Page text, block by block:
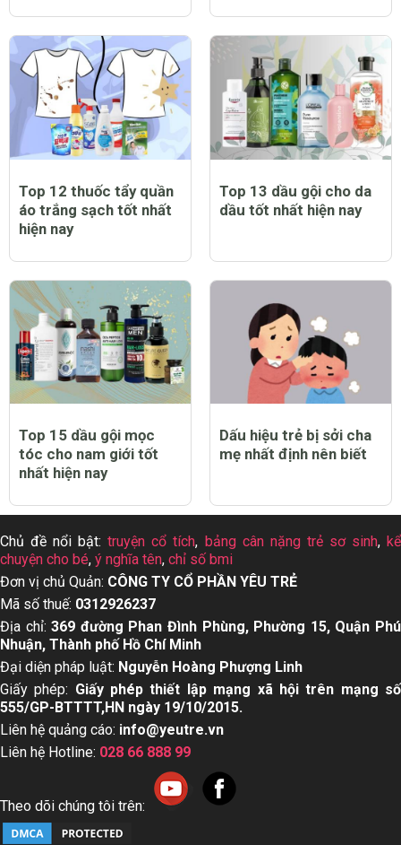
Trẻ bị sởi có biểu hiện
như thế nào?
Top 12 máy chạy bộ tại
nhà tốt nhất hiện nay
Top 12 thuốc tẩy quần
áo trắng sạch tốt nhất
hiện nay
Top 13 dầu gội cho da
dầu tốt nhất hiện nay
Top 15 dầu gội mọc
tóc cho nam giới tốt
nhất hiện nay
Dấu hiệu trẻ bị sởi cha
mẹ nhất định nên biết
Chủ đề nổi bật:truyện cổ tích,
chuyện cho bé ,ý nghĩa tên, chỉ số bmi
Đơn vị chủ Quản: CÔNG TY CỔ PHẦN YÊU TRẺ
Mã số thuế: 0312926237
Địa chỉ:369 đường Phan Đình Phùng, Phường 15, Quận Phú
Nhuận, Thành phố Hồ Chí Minh
Nguyễn Hoàng Phượng Linh
Giấy phép:Giấy phép thiết lập mạng xã hội trên mạng số
555/GP-BTTTT,HN ngày 19/10/2015.